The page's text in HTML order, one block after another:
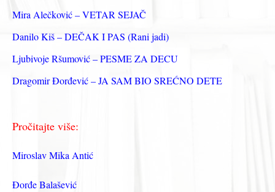
а
Mira Alečković – VETAR SEJAČ
Danilo Kiš – DEČAK I PAS (Rani jadi)
Ljubivoje Ršumović – PESME ZA DECU
Dragomir Đorđević – JA SAM BIO SREĆNO DETE
Pročitajte više:
Miroslav Mika Antić
Đorđe Balašević